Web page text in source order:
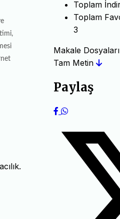
Toplam
Toplam
3
Makale Dosyaları
Tam Metin
Paylaş